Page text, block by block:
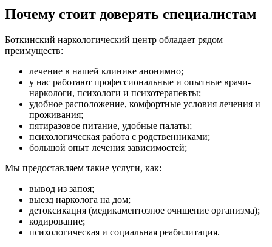
Почему стоит доверять специалистам
Боткинский наркологический центр обладает рядом
преимуществ:
лечение в нашей клинике анонимно;
у нас работают профессиональные и опытные врачи-
наркологи, психологи и психотерапевты;
удобное расположение, комфортные условия лечения и
проживания;
пятиразовое питание, удобные палаты;
психологическая работа с родственниками;
большой опыт лечения зависимостей;
Мы предоставляем такие услуги, как:
вывод из запоя;
выезд нарколога на дом;
детоксикация (медикаментозное очищение организма);
кодирование;
психологическая и социальная реабилитация.